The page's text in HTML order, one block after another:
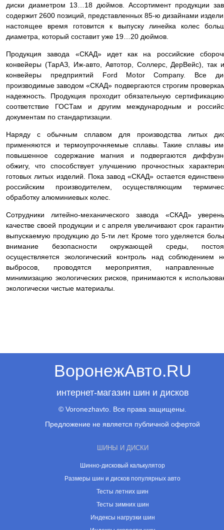
диски диаметром 13…18 дюймов. Ассортимент продукции
содержит 2600 позиций, представленных 85-ю дизайнами
настоящее время готовится к выпуску линейка колес
диаметра, который составит уже 19…20 дюймов.
Продукция завода «СКАД» идет как на российские
конвейеры (ТарАЗ, Иж-авто, Автотор, Соллерс, ДерВейс), так
конвейеры предприятий Ford Motor Company. Все
производимые заводом «СКАД» подвергаются строгим
надежность. Продукция проходит обязательную
соответствие ГОСТам и другим международным и
документам по стандартизации.
Наряду с обычным сплавом для производства литых
применяются и термоупрочняемые сплавы. Такие сплавы
повышенное содержание магния и подвергаются
обжигу, что способствует улучшению прочностных
готовых литых изделий. Пока завод «СКАД» остается
российским производителем, осуществляющим
обработку алюминиевых колес.
Сотрудники литейно-механического завода «СКАД»
качестве своей продукции и с апреля увеличивают срок
выпускаемую продукцию до 5-ти лет. Кроме того уделяется
внимание безопасности окружающей среды,
осуществляется экологический контроль над соблюдением
выбросов, проводятся мероприятия,
минимизацию экологических рисков, принимаются к
экологически чистые материалы.
ВоронежАвто.RU
интернет-магазин шин и дисков
© Voronezhavto. Все права защищены.
Предложение не является публичной офертой
ШИНЫ И ДИСКИ
Шинно-дисковый калькулятор
Размеры шин и дисков популярных авто
Тесты летних шин
Тесты зимних шин
Индексы нагрузки шин